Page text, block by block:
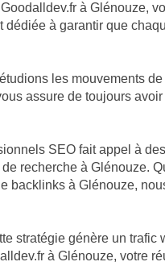
à Glénouze,
à garantir que
les mouvements
assure de toujours
SEO fait appel à
recherche à Glénouze.
backlinks à Glénouze,
stratégie génère un trafic
à Glénouze, votre